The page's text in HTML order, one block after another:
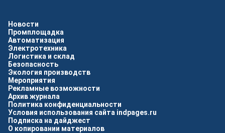
Новости
Промплощадка
Автоматизация
Электротехника
Логистика и склад
Безопасность
Экология производств
Мероприятия
Рекламные возможности
Архив журнала
Политика конфиденциальности
Условия использования сайта indpages.ru
Подписка на дайджест
О копировании материалов